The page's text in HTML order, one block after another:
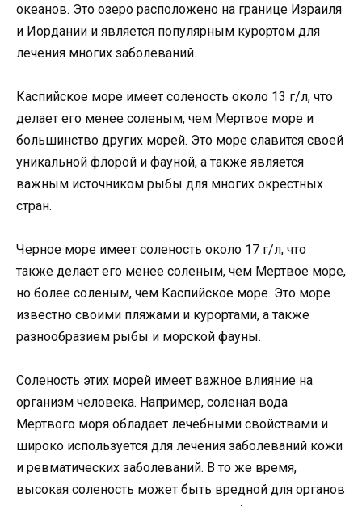
океанов. Это озеро расположено на границе Израиля
и Иордании и является популярным курортом для
лечения многих заболеваний.
Каспийское море имеет соленость около 13 г/л, что
делает его менее соленым, чем Мертвое море и
большинство других морей. Это море славится своей
уникальной флорой и фауной, а также является
важным источником рыбы для многих окрестных
стран.
Черное море имеет соленость около 17 г/л, что
также делает его менее соленым, чем Мертвое море,
но более соленым, чем Каспийское море. Это море
известно своими пляжами и курортами, а также
разнообразием рыбы и морской фауны.
Соленость этих морей имеет важное влияние на
организм человека. Например, соленая вода
Мертвого моря обладает лечебными свойствами и
широко используется для лечения заболеваний кожи
и ревматических заболеваний. В то же время,
высокая соленость может быть вредной для органов